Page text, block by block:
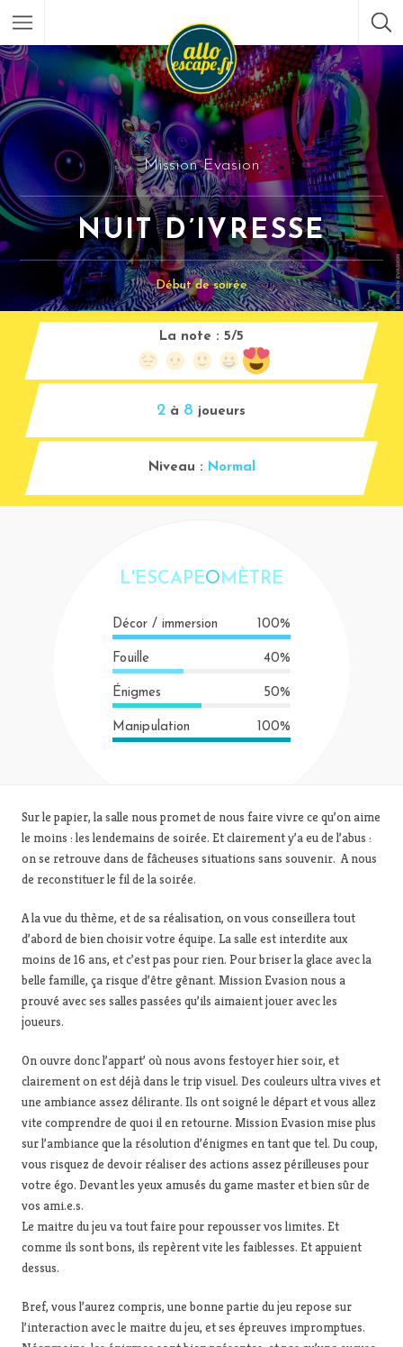
Mission Evasion
NUIT D’IVRESSE
Début de soirée
2 à 8 joueurs
La note : 5/5
Niveau : Normal
L'ESCAPEOMÈTRE
Décor / immersion 100%
Fouille 40%
Énigmes 50%
Manipulation 100%
Sur le papier, la salle nous promet de nous faire vivre ce qu’on aime
le moins : les lendemains de soirée. Et clairement y’a eu de l’abus :
on se retrouve dans de fâcheuses situations sans souvenir. A nous
de reconstituer le fil de la soirée.
A la vue du thème, et de sa réalisation, on vous conseillera tout
d’abord de bien choisir votre équipe. La salle est interdite aux
moins de 16 ans, et c’est pas pour rien. Pour briser la glace avec la
belle famille, ça risque d’être gênant. Mission Evasion nous a
prouvé avec ses salles passées qu’ils aimaient jouer avec les
joueurs.
On ouvre donc l’appart’ où nous avons festoyer hier soir, et
clairement on est déjà dans le trip visuel. Des couleurs ultra vives et
une ambiance assez délirante. Ils ont soigné le départ et vous allez
vite comprendre de quoi il en retourne. Mission Evasion mise plus
sur l’ambiance que la résolution d’énigmes en tant que tel. Du coup,
vous risquez de devoir réaliser des actions assez périlleuses pour
votre égo. Devant les yeux amusés du game master et bien sûr de
vos ami.e.s.
Le maitre du jeu va tout faire pour repousser vos limites. Et
comme ils sont bons, ils repèrent vite les faiblesses. Et appuient
dessus.
Bref, vous l’aurez compris, une bonne partie du jeu repose sur
l’interaction avec le maitre du jeu, et ses épreuves impromptues.